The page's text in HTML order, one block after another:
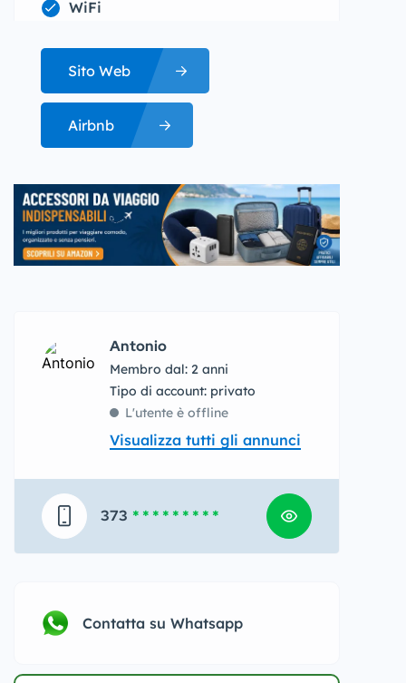
WiFi
Sito Web
Airbnb
Antonio
Membro dal: 2 anni
tipo di account: privato
L'utente è offline
Visualizza tutti gli annunci
373 * * * * * * * * *
Contatta su Whatsapp